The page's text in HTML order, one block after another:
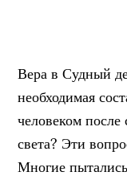
Вера в Судный
необходимая
человеком после
света? Эти
Многие